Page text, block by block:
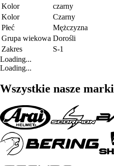
Kolor
czarny
Kolor
Czarny
Płeć
Mężczyzna
Grupa wiekowa Dorośli
Zakres
S-1
Loading...
Loading...
Wszystkie nasze marki